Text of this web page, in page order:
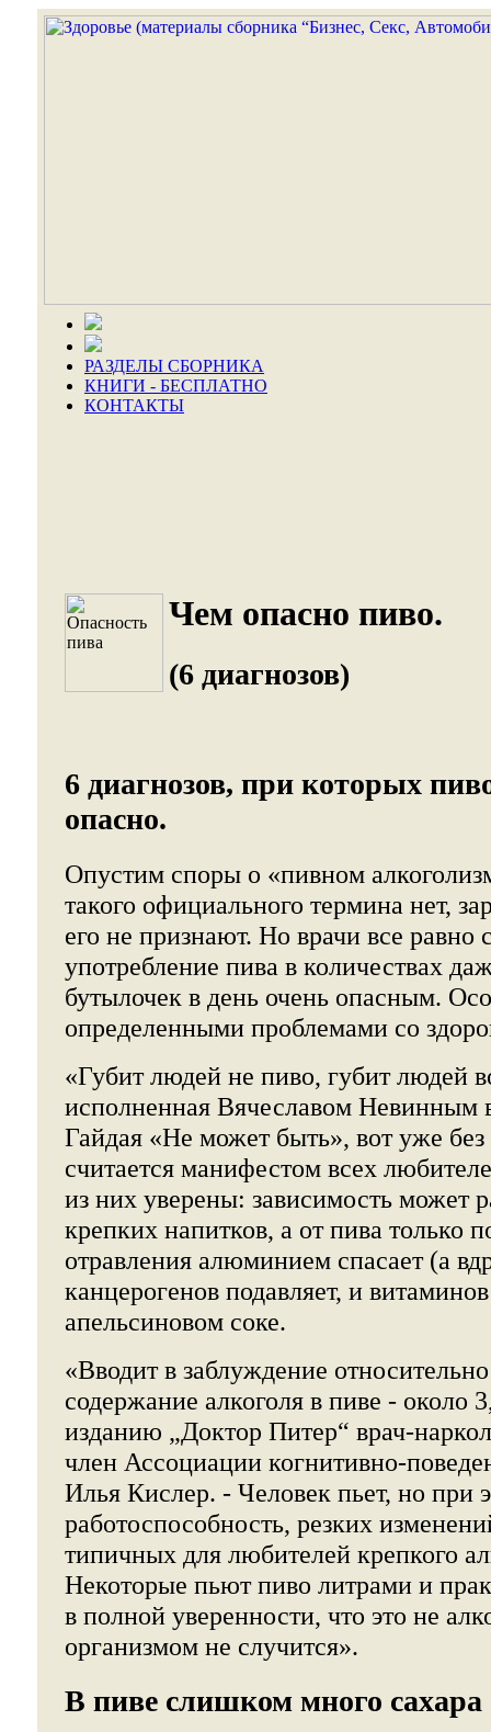
РАЗДЕЛЫ СБОРНИКА
КНИГИ - БЕСПЛАТНО
КОНТАКТЫ
Чем опасно пиво.
(6 диагнозов)
6 диагнозов, при которых
опасно.
Опустим споры о «пивном
такого официального термина нет,
его не признают. Но врачи все равно
употребление пива в количествах
бутылочек в день очень опасным.
определенными проблемами со
«Губит людей не пиво, губит людей
исполненная Вячеславом Невинным
Гайдая «Не может быть», вот уже без
считается манифестом всех
из них уверены: зависимость может
крепких напитков, а от пива только
отравления алюминием спасает (а
канцерогенов подавляет, и
апельсиновом соке.
«Вводит в заблуждение
содержание алкоголя в пиве - около
изданию „Доктор Питер“ врач-
член Ассоциации когнитивно-
Илья Кислер. - Человек пьет, но при
работоспособность, резких
типичных для любителей крепкого
Некоторые пьют пиво литрами и
в полной уверенности, что это не
организмом не случится».
В пиве слишком много сахара